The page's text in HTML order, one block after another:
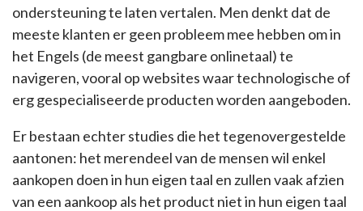
ondersteuning te laten vertalen. Men denkt dat de
meeste klanten er geen probleem mee hebben om in
het Engels (de meest gangbare onlinetaal) te
navigeren, vooral op websites waar technologische of
erg gespecialiseerde producten worden aangeboden.
Er bestaan echter studies die het tegenovergestelde
aantonen: het merendeel van de mensen wil enkel
aankopen doen in hun eigen taal en zullen vaak afzien
van een aankoop als het product niet in hun eigen taal